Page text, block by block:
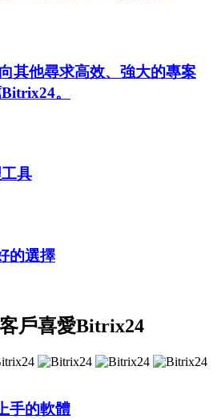
其他尋求高效、強大的專案
。
具
的選擇
戶喜愛Bitrix24
手的軟體